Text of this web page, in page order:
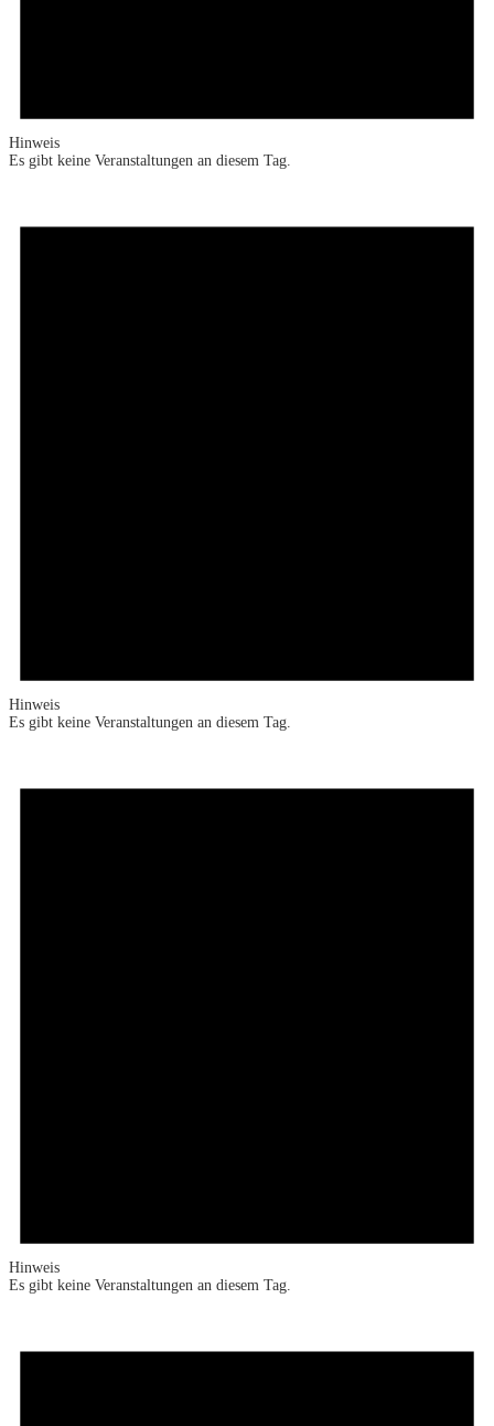
Hinweis
Es gibt keine Veranstaltungen an diesem Tag.
Hinweis
Es gibt keine Veranstaltungen an diesem Tag.
Hinweis
Es gibt keine Veranstaltungen an diesem Tag.